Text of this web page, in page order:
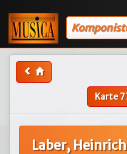
Karte
Laber, Heinrich